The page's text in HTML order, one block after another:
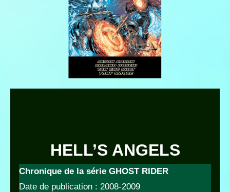
HELL’S ANGELS
Chronique de la série GHOST RIDER
Date de publication : 2008-2009